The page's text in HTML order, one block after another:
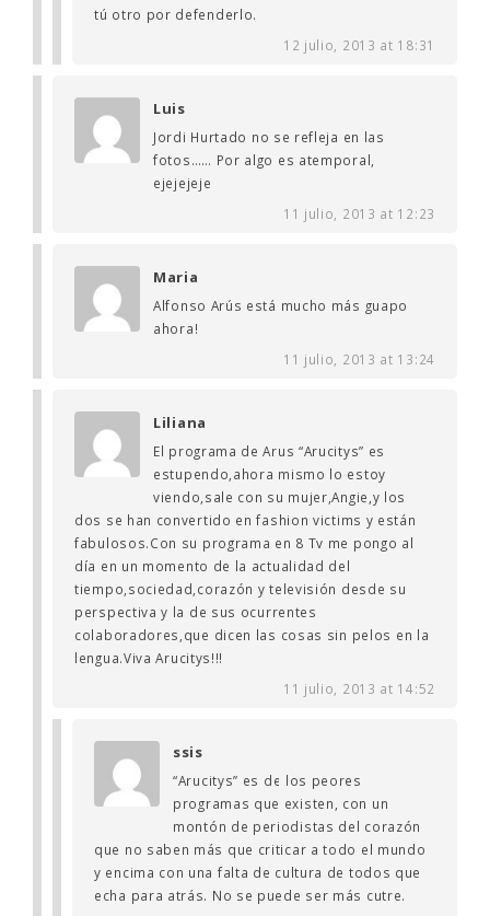
tú otro por defenderlo.
12 julio, 2013 at 18:31
Luis
Jordi Hurtado no se refleja en las
fotos…… Por algo es atemporal,
ejejejeje
11 julio, 2013 at 12:23
Maria
Alfonso Arús está mucho más guapo
ahora!
11 julio, 2013 at 13:24
Liliana
El programa de Arus “Arucitys” es
estupendo,ahora mismo lo estoy
viendo,sale con su mujer,Angie,y los
dos se han convertido en fashion victims y están
fabulosos.Con su programa en 8 Tv me pongo al
día en un momento de la actualidad del
tiempo,sociedad,corazón y televisión desde su
perspectiva y la de sus ocurrentes
colaboradores,que dicen las cosas sin pelos en la
lengua.Viva Arucitys!!!
11 julio, 2013 at 14:52
ssis
“Arucitys” es de los peores
programas que existen, con un
montón de periodistas del corazón
que no saben más que criticar a todo el mundo
y encima con una falta de cultura de todos que
echa para atrás. No se puede ser más cutre.